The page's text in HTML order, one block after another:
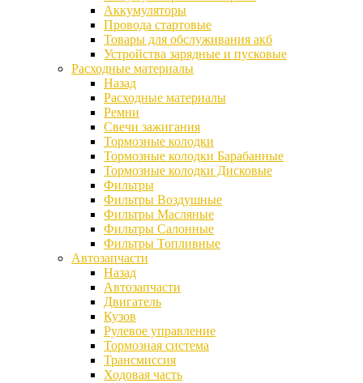
Аккумуляторы
Провода стартовые
Товары для обслуживания акб
Устройства зарядные и пусковые
Расходные материалы
Назад
Расходные материалы
Ремни
Свечи зажигания
Тормозные колодки
Тормозные колодки Барабанные
Тормозные колодки Дисковые
Фильтры
Фильтры Воздушные
Фильтры Масляные
Фильтры Салонные
Фильтры Топливные
Автозапчасти
Назад
Автозапчасти
Двигатель
Кузов
Рулевое управление
Тормозная система
Трансмиссия
Ходовая часть